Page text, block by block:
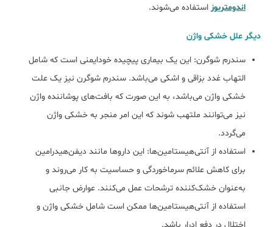
اندومتریوز استفاده می‌شوند.
دیگر علل خشکی واژن
سندرم شوگرن: این یک بیماری پیچیده خودایمنی است که شامل
التهاب غدد بزاقی و اشکی می‌باشد. سندرم شوگرن نیز یک علت
خشکی واژن می‌باشد، به این صورت که بافت‌های پوشاننده واژن
نیز می‌توانند ملتهب شوند که این امر منجر به خشکی واژن
می‌گردد.
استفاده از آنتی‌هیستامین‌ها: این داروها مانند دیفن‌هیدرامین
برای کاهش علائم سرماخوردگی و حساسیت به کار می‌روند و
به‌عنوان خشک‌کننده ترشحات عمل می‌کنند. عوارض جانبی
استفاده از آنتی‌هیستامین‌ها ممکن است شامل خشکی واژن و
اختلال در دفع ادرار باشد.